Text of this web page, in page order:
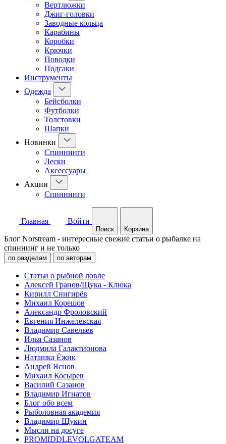
Вертлюжки
Джиг-головки
Заводные кольца
Карабины
Коробки
Крючки
Поводки
Подсаки
Инструменты
Одежда
Бейсболки
Футболки
Толстовки
Шапки
Новинки
Спиннинги
Лески
Аксессуары
Акции
Спиннинги
Главная Войти
Поиск Корзина
Блог Norstream - интересные свежие статьи о рыбалке на
спиннинг и не только
по разделам по авторам
Статьи о рыбной ловле
Алексей Гранов/Щука - Клюка
Кирилл Снигирёв
Михаил Корешов
Александр Фроловский
Евгения Инжелевская
Владимир Савельев
Илья Сазанов
Людмила Галактионова
Наташка Ёжик
Андрей Яснов
Михаил Косырев
Василий Сазанов
Владимир Игнатов
Блог обо всем
Рыболовная академия
Владимир Щукин
Мысли на досуге
PROMIDDLEVOLGATEAM